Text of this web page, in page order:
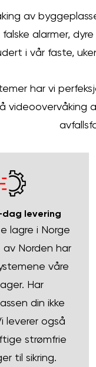
av
alarmer,
i vår faste,
har vi
videoovervåking
levering
lagre i Norge
Norden har
våre
Har
din ikke
leverer også
strømfrie
til sikring.